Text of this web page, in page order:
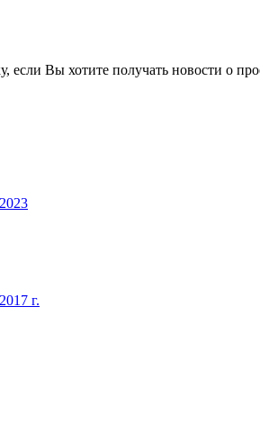
если Вы хотите получать новости о
г.